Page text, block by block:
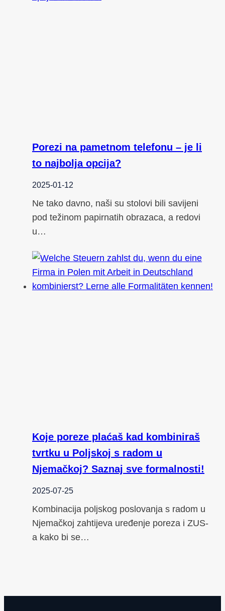
Porezi na pametnom telefonu – je li
to najbolja opcija?
2025-01-12
Ne tako davno, naši su stolovi bili savijeni
pod težinom papirnatih obrazaca, a redovi
u…
Koje poreze plaćaš kad kombiniraš
tvrtku u Poljskoj s radom u
Njemačkoj? Saznaj sve formalnosti!
2025-07-25
Kombinacija poljskog poslovanja s radom u
Njemačkoj zahtijeva uređenje poreza i ZUS-
a kako bi se…